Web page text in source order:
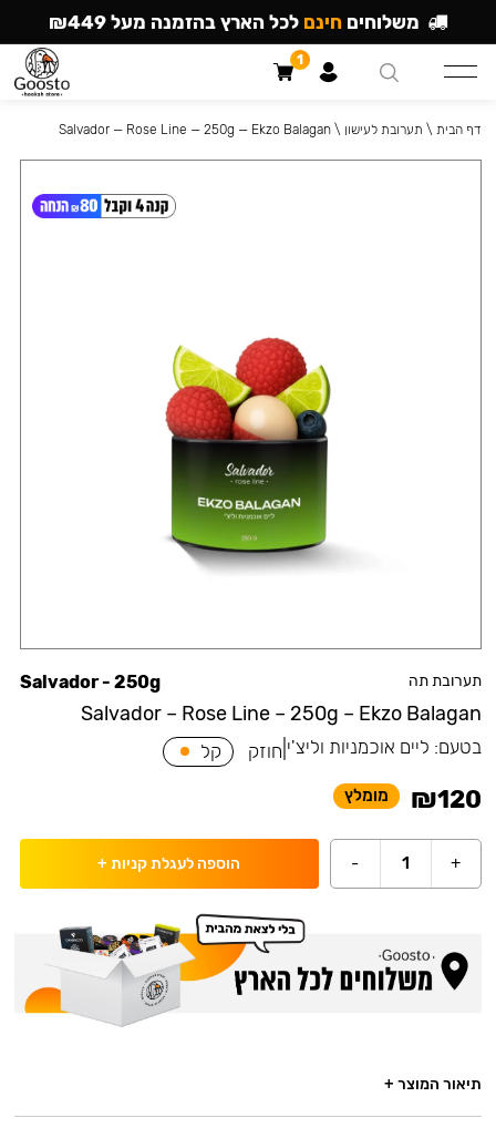
תערובת תה
Salvador – Rose Line – 250g – Ekzo Balagan
Salvador - 250g
בטעם: ליים אוכמניות וליצ'י חוזק קל
₪120 מומלץ
+
1
- הוספה לעגלת קניות +
דף הבית \ תערובת לעישון \
Salvador — Rose Line — 250g — Ekzo Balagan
תיאור המוצר +
משלוחים חינם לכל הארץ בהזמנה מעל ₪449
1